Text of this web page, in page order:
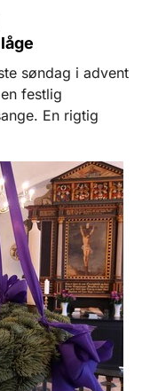
søndag i advent
festlig
En rigtig